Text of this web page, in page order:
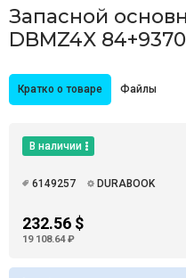
Запасной
DBMZ4X
Кратко о товаре Файлы
В наличии
6149257 DURABOOK
232.56 $
19 108.64 ₽